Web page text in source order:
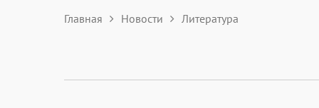
Главная Новости Литература